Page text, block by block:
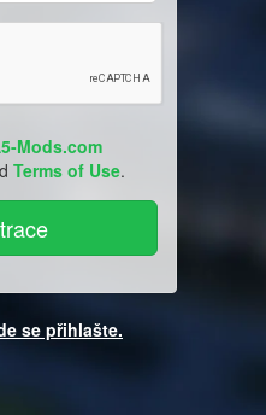
Mods.com
Terms of Use.
se přihlašte.